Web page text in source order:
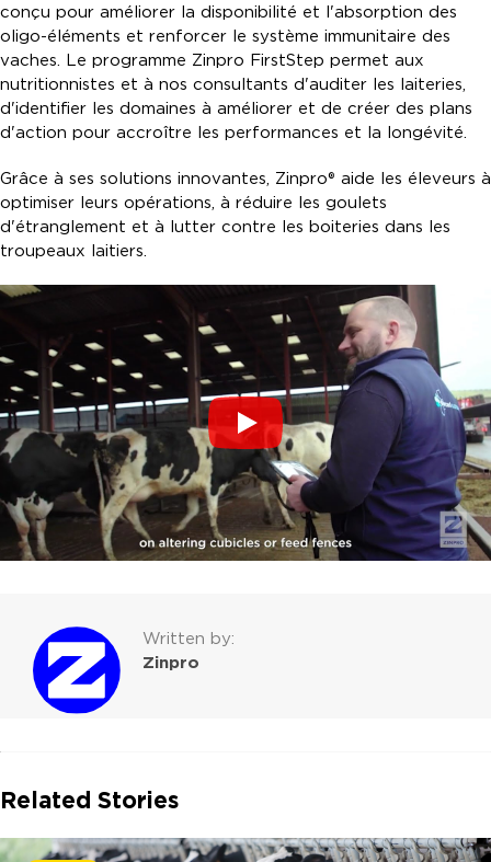
conçu pour améliorer la disponibilité et l'absorption des
oligo-éléments et renforcer le système immunitaire des
vaches. Le programme Zinpro FirstStep permet aux
nutritionnistes et à nos consultants d'auditer les laiteries,
d'identifier les domaines à améliorer et de créer des plans
d'action pour accroître les performances et la longévité.
Grâce à ses solutions innovantes, Zinpro® aide les éleveurs à
optimiser leurs opérations, à réduire les goulets
d'étranglement et à lutter contre les boiteries dans les
troupeaux laitiers.
Written by:
Zinpro
Related Stories